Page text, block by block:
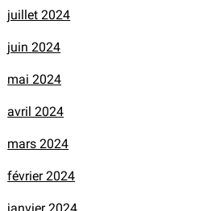
juillet 2024
juin 2024
mai 2024
avril 2024
mars 2024
février 2024